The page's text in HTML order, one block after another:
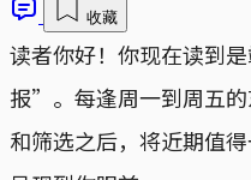
收藏
读者你好！你现在读到
报”。每逢周一到周五
和筛选之后，将近期值